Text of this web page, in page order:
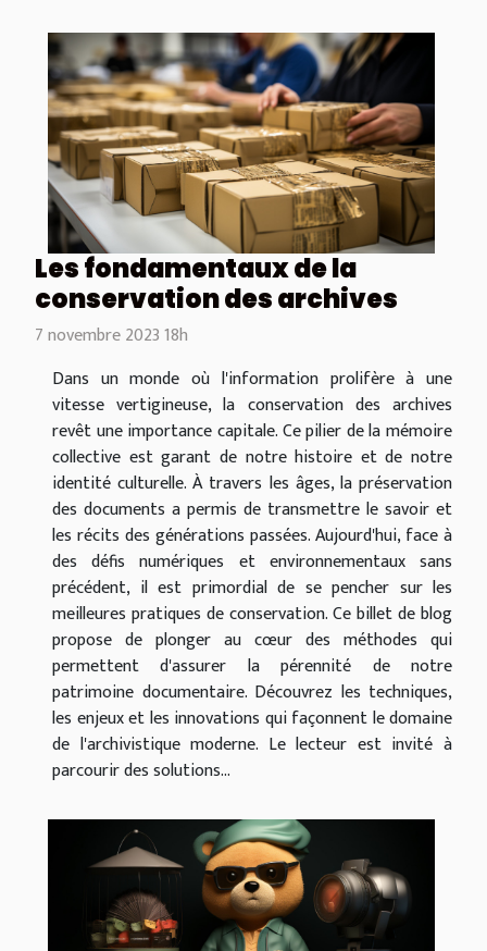
Les fondamentaux de la
conservation des archives
7 novembre 2023 18h
Dans un monde où l'information prolifère à une
vitesse vertigineuse, la conservation des archives
revêt une importance capitale. Ce pilier de la mémoire
collective est garant de notre histoire et de notre
identité culturelle. À travers les âges, la préservation
des documents a permis de transmettre le savoir et
les récits des générations passées. Aujourd'hui, face à
des défis numériques et environnementaux sans
précédent, il est primordial de se pencher sur les
meilleures pratiques de conservation. Ce billet de blog
propose de plonger au cœur des méthodes qui
permettent d'assurer la pérennité de notre
patrimoine documentaire. Découvrez les techniques,
les enjeux et les innovations qui façonnent le domaine
de l'archivistique moderne. Le lecteur est invité à
parcourir des solutions...